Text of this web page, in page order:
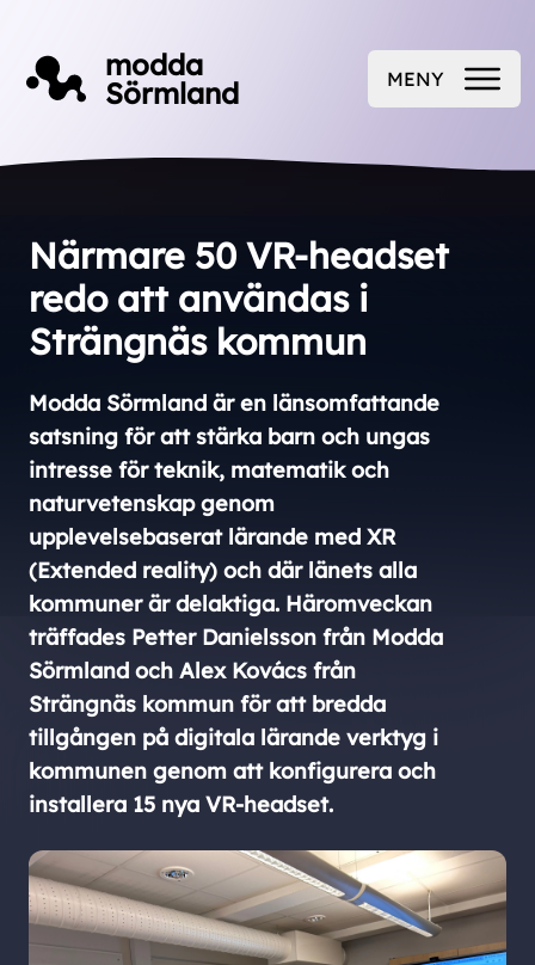
modda
Sörmland
ÖPPNA
MENY
Närmare 50 VR-headset
redo att användas i
Strängnäs kommun
Modda Sörmland är en länsomfattande
satsning för att stärka barn och ungas
intresse för teknik, matematik och
naturvetenskap genom
upplevelsebaserat lärande med XR
(Extended reality) och där länets alla
kommuner är delaktiga. Häromveckan
träffades Petter Danielsson från Modda
Sörmland och Alex Kovács från
Strängnäs kommun för att bredda
tillgången på digitala lärande verktyg i
kommunen genom att konfigurera och
installera 15 nya VR-headset.